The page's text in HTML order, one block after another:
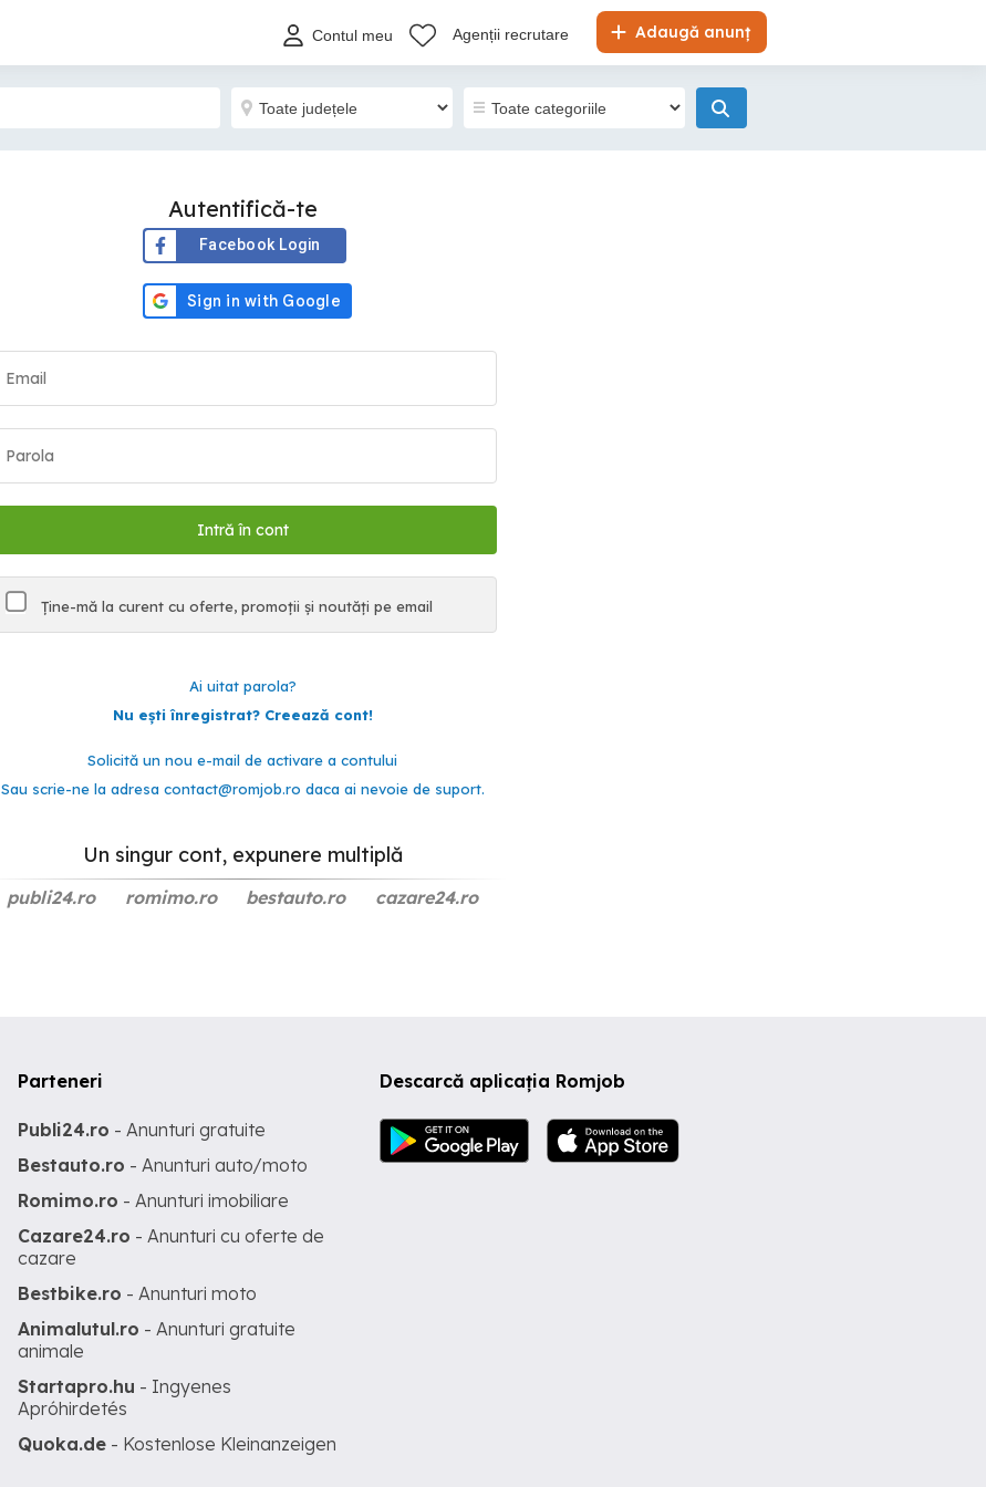
Adaugă anunț
Contul meu Agenții recrutare
Autentifică-te
Facebook Login
Ține-mă la curent cu oferte, promoții și noutăți pe email
Ai uitat parola?
Nu ești înregistrat? Creează cont!
Solicită un nou e-mail de activare a contului
Sau scrie-ne la adresa contact@romjob.ro daca ai nevoie de suport.
Un singur cont, expunere multiplă
publi24.ro romimo.ro bestauto.ro cazare24.ro
Descarcă aplicația Romjob
Parteneri
Publi24.ro - Anunturi gratuite
Bestauto.ro - Anunturi auto/moto
Romimo.ro - Anunturi imobiliare
Cazare24.ro - Anunturi cu oferte de
cazare
Bestbike.ro - Anunturi moto
Animalutul.ro - Anunturi gratuite
animale
Startapro.hu - Ingyenes
Apróhirdetés
Quoka.de - Kostenlose Kleinanzeigen